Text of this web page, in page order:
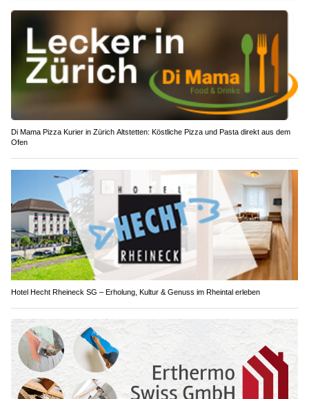
Di Mama Pizza Kurier in Zürich Altstetten: Köstliche Pizza und Pasta direkt aus dem
Ofen
Hotel Hecht Rheineck SG – Erholung, Kultur & Genuss im Rheintal erleben